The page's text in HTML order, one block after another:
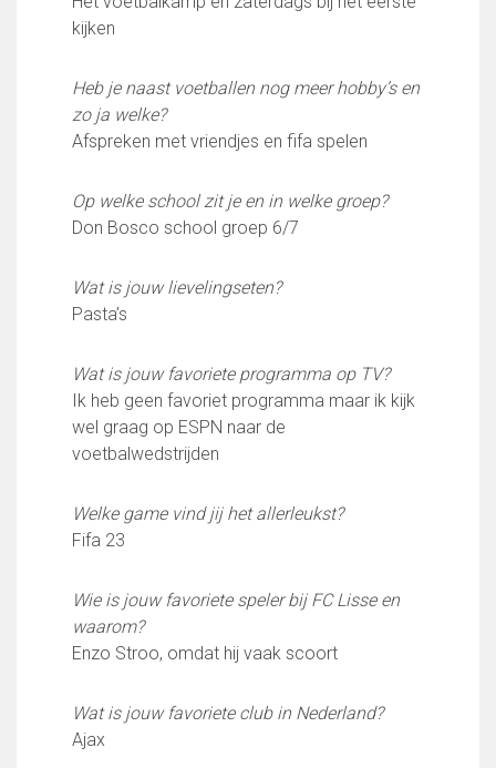
Walking Football
Uitslagen
Onze opleiding
Jeugdopleiding FC Lisse
Opleidingsteams
Beleidsplan Jeugd
Partnerclub van Ajax
Zakelijk
LED-boarding NIEUW!
Sponsoren
Business Club 2.0
Heeren van Ter Specke
Steun bij contributie
De gezonde sportkantine
Onze vrijwilligers en ereleden
Vertrouwenspersonen
Financieel contactpersoon
kijken
Heb je naast voetballen nog meer hobby’s en
zo ja welke?
Afspreken met vriendjes en fifa spelen
Op welke school zit je en in welke groep?
Don Bosco school groep 6/7
Wat is jouw lievelingseten?
Pasta’s
Wat is jouw favoriete programma op TV?
Ik heb geen favoriet programma maar ik kijk
wel graag op ESPN naar de
voetbalwedstrijden
Welke game vind jij het allerleukst?
Fifa 23
Wie is jouw favoriete speler bij FC Lisse en
waarom?
Enzo Stroo, omdat hij vaak scoort
Wat is jouw favoriete club in Nederland?
Ajax